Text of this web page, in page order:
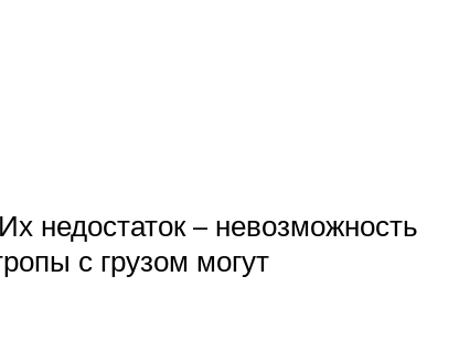
недостаток – невозможность
с грузом могут